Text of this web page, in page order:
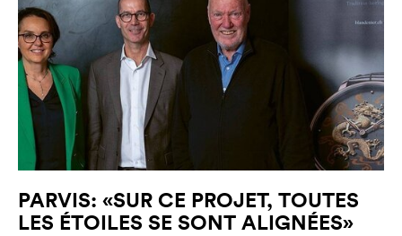
PARVIS: «SUR CE PROJET, TOUTES
LES ÉTOILES SE SONT ALIGNÉES»